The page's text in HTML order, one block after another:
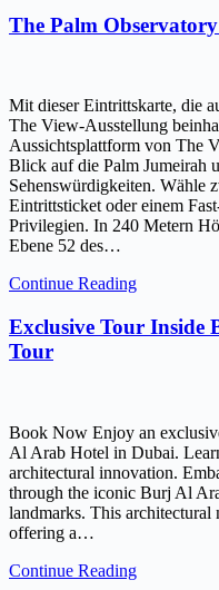
The Palm
Mit dieser Eintrittskarte, die
The View-Ausstellung
Aussichtsplattform von The
Blick auf die Palm Jumeirah
Sehenswürdigkeiten. Wähle
Eintrittsticket oder einem
Privilegien. In 240 Metern
Ebene 52 des…
Continue Reading
Exclusive Tour Inside
Tour
Book Now Enjoy an
Al Arab Hotel in Dubai.
architectural innovation.
through the iconic Burj Al
landmarks. This architectural
offering a…
Continue Reading